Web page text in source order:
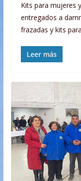
Kits para mujeres
entregados a
frazadas y kits
Leer más